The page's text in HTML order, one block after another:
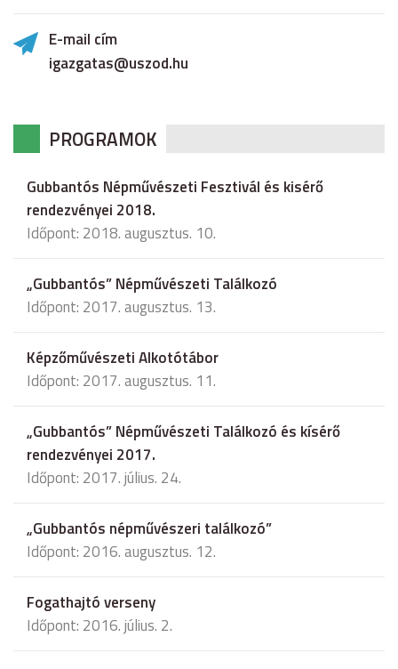
E-mail cím
igazgatas@uszod.hu
PROGRAMOK
Gubbantós Népművészeti Fesztivál és kisérő
rendezvényei 2018.
Időpont: 2018. augusztus. 10.
„Gubbantós” Népművészeti Találkozó
Időpont: 2017. augusztus. 13.
Képzőművészeti Alkotótábor
Időpont: 2017. augusztus. 11.
„Gubbantós” Népművészeti Találkozó és kísérő
rendezvényei 2017.
Időpont: 2017. július. 24.
„Gubbantós népművészeri találkozó”
Időpont: 2016. augusztus. 12.
Fogathajtó verseny
Időpont: 2016. július. 2.